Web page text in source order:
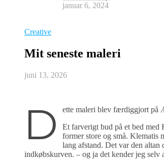
januar 6, 2024
Creative
Mit seneste maleri
juni 13, 2026
D
ette maleri blev færdiggjort på
Et farverigt bud på et bed med
former store og små. Klematis
lang afstand. Det var den
indkøbskurven. – og ja det kender jeg selv